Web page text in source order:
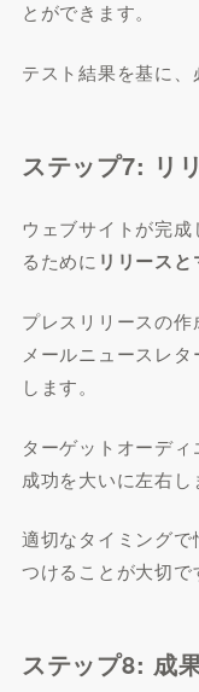
とができます。
テスト結果を基に、
ステップ7: リ
ウェブサイトが完
るために リリース
プレスリリースの作
メールニュースレ
します。
ターゲットオーデ
成功を大いに左右し
適切なタイミング
つけることが大切で
ステップ8: 成